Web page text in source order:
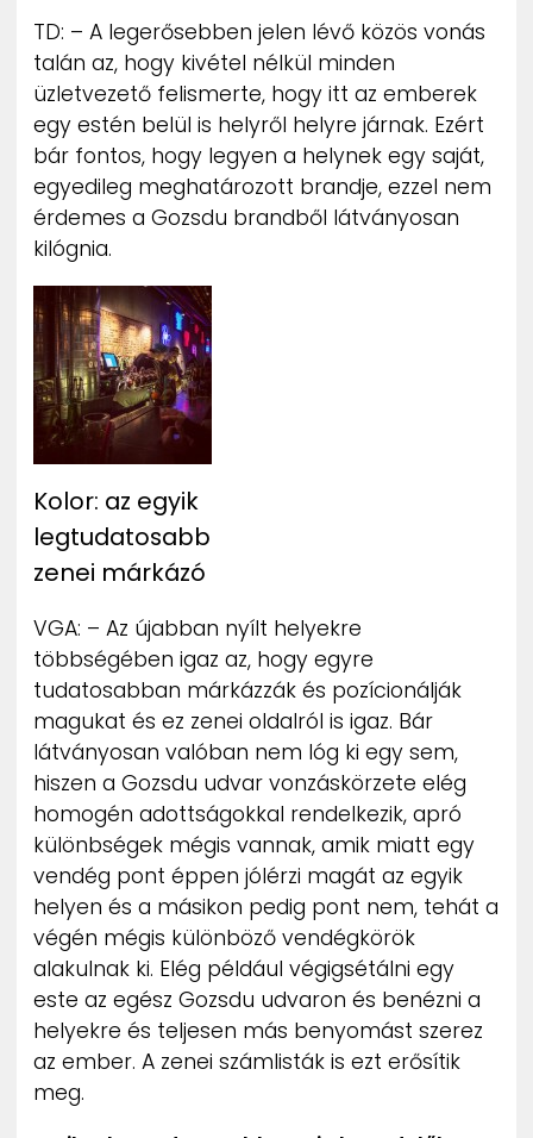
TD: – A legerősebben jelen lévő közös vonás
talán az, hogy kivétel nélkül minden
üzletvezető felismerte, hogy itt az emberek
egy estén belül is helyről helyre járnak. Ezért
bár fontos, hogy legyen a helynek egy saját,
egyedileg meghatározott brandje, ezzel nem
érdemes a Gozsdu brandből látványosan
kilógnia.
Kolor: az egyik
legtudatosabb
zenei márkázó
VGA: – Az újabban nyílt helyekre
többségében igaz az, hogy egyre
tudatosabban márkázzák és pozícionálják
magukat és ez zenei oldalról is igaz. Bár
látványosan valóban nem lóg ki egy sem,
hiszen a Gozsdu udvar vonzáskörzete elég
homogén adottságokkal rendelkezik, apró
különbségek mégis vannak, amik miatt egy
vendég pont éppen jólérzi magát az egyik
helyen és a másikon pedig pont nem, tehát a
végén mégis különböző vendégkörök
alakulnak ki. Elég például végigsétálni egy
este az egész Gozsdu udvaron és benézni a
helyekre és teljesen más benyomást szerez
az ember. A zenei számlisták is ezt erősítik
meg.